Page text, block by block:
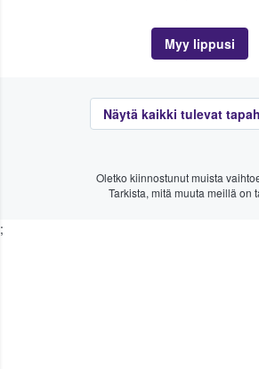
Myy lippusi
Näytä kaikki tulevat
Oletko kiinnostunut muista
Tarkista, mitä muuta meillä on
;